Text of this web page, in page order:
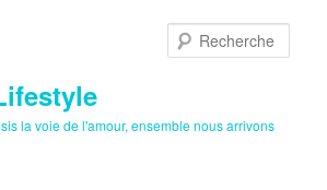
la voie de l'amour, ensemble nous arrivons